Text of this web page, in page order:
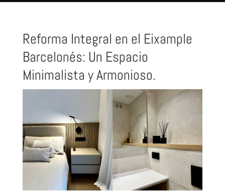
Reforma Integral en el Eixample
Barcelonés: Un Espacio
Minimalista y Armonioso.